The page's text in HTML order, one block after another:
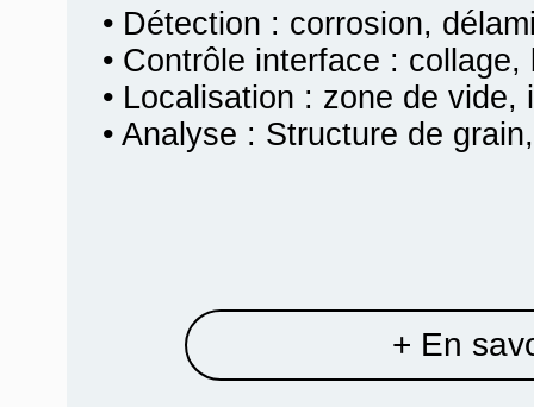
• Détection : corrosion,
• Contrôle interface : collage,
• Localisation : zone de vide,
• Analyse : Structure de
+ En